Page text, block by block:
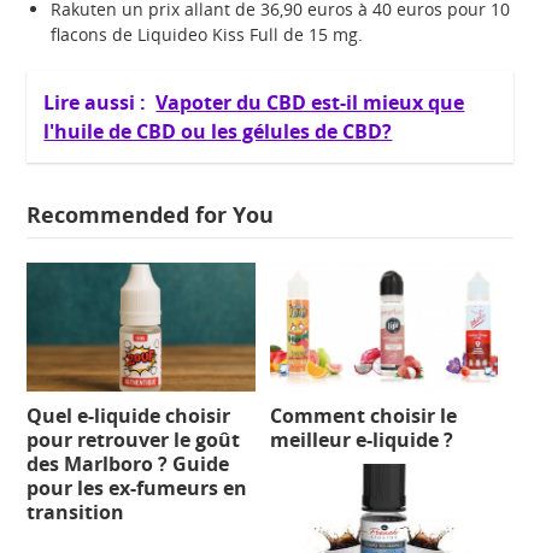
Rakuten un prix allant de 36,90 euros à 40 euros pour 10
flacons de Liquideo Kiss Full de 15 mg.
Lire aussi : Vapoter du CBD est-il mieux que
l'huile de CBD ou les gélules de CBD?
Recommended for You
Quel e-liquide choisir
pour retrouver le goût
des Marlboro ? Guide
pour les ex-fumeurs en
transition
Comment choisir le
meilleur e-liquide ?